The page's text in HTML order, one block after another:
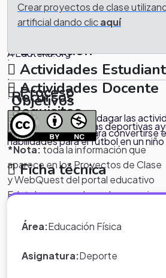
Crear proyectos de clase
artificial dando clicaquí
Objetivos
Indagar qué prácticas deportivas
habilidades para el fútbol en un niño
Recursos
.
Requisitos
.
Proceso
El proyecto busca indagar las
parte de los niños para convertirse
Actividades Docente
.
Actividades
.
Evaluación
.
Notas
.
Creditos
A Eduteka.org
*Nota: toda la información que
aparece en los Proyectos de Clase
y WebQuest del portal educativo
Eduteka es creada por los usuarios
Ficha técnica
Área:Educación Física
Asignatura:Deporte